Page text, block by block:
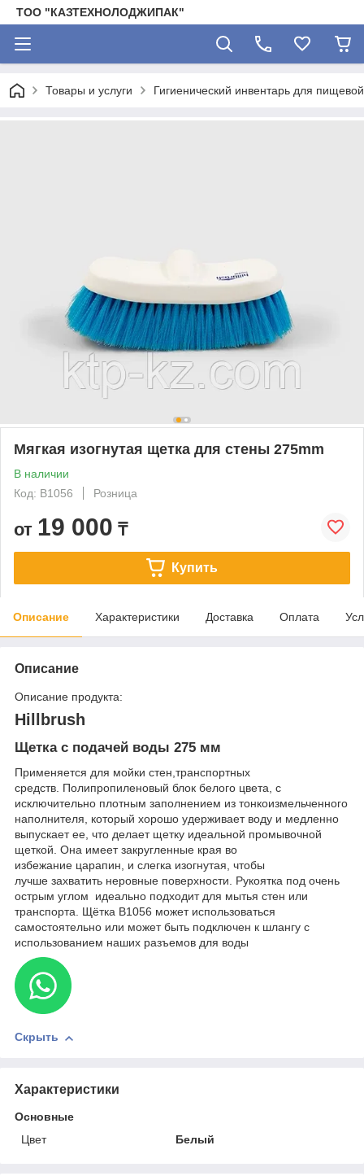
ТОО "КАЗТЕХНОЛОДЖИПАК"
Товары и услуги Гигиенический инвентарь для
Мягкая изогнутая щетка для стены 275mm
В наличии
Код: B1056
Розница
от 19 000 ₸
Купить
Описание Характеристики Доставка Оплата
Описание
Описание продукта:
Hillbrush
Щетка с подачей воды 275 мм
Применяется для мойки стен,транспортных
средств. Полипропиленовый блок белого цвета, с
исключительно плотным заполнением из тонкоизмельченного
наполнителя, который хорошо удерживает воду и медленно
выпускает ее, что делает щетку идеальной промывочной
щеткой. Она имеет закругленные края во
избежание царапин, и слегка изогнутая, чтобы
лучше захватить неровные поверхности. Рукоятка под очень
острым углом идеально подходит для мытья стен или
транспорта. Щётка B1056 может использоваться
самостоятельно или может быть подключен к шлангу с
использованием наших разъемов для воды
Скрыть
Характеристики
Основные
Цвет
Белый